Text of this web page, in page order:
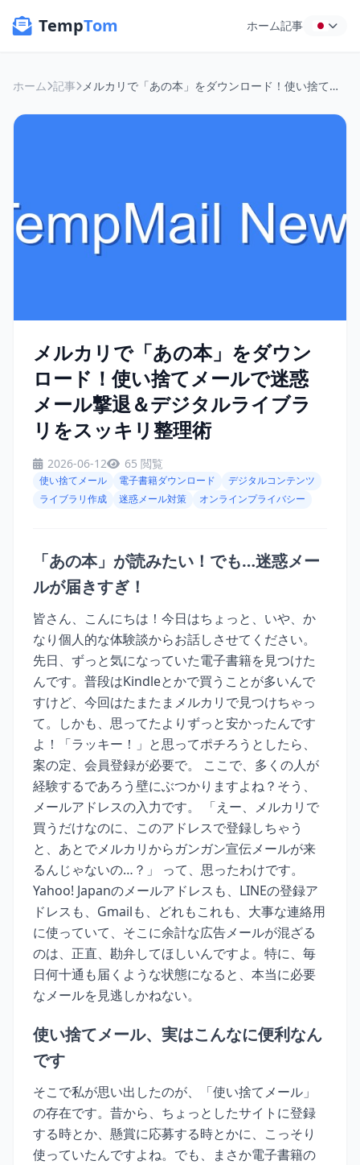
TempTom ホーム記事
ホーム 記事 メルカリで「あの本」をダウンロード！使い捨てメールで迷惑メール撃退＆デジタルライブラリをスッキリ整理術
メルカリで「あの本」をダウン
ロード！使い捨てメールで迷惑
メール撃退＆デジタルライブラ
リをスッキリ整理術
2026-06-12 65 閲覧
使い捨てメール 電子書籍ダウンロード
デジタルコンテンツ
ライブラリ作成
迷惑メール対策 オンラインプライバシー
「あの本」が読みたい！でも…迷惑メー
ルが届きすぎ！
皆さん、こんにちは！今日はちょっと、いや、か
なり個人的な体験談からお話しさせてください。
先日、ずっと気になっていた電子書籍を見つけた
んです。普段はKindleとかで買うことが多いんで
すけど、今回はたまたまメルカリで見つけちゃっ
て。しかも、思ってたよりずっと安かったんです
よ！「ラッキー！」と思ってポチろうとしたら、
案の定、会員登録が必要で。 ここで、多くの人が
経験するであろう壁にぶつかりますよね？そう、
メールアドレスの入力です。 「えー、メルカリで
買うだけなのに、このアドレスで登録しちゃう
と、あとでメルカリからガンガン宣伝メールが来
るんじゃないの…？」 って、思ったわけです。
Yahoo! Japanのメールアドレスも、LINEの登録ア
ドレスも、Gmailも、どれもこれも、大事な連絡用
に使っていて、そこに余計な広告メールが混ざる
のは、正直、勘弁してほしいんですよ。特に、毎
日何十通も届くような状態になると、本当に必要
なメールを見逃しかねない。
使い捨てメール、実はこんなに便利なん
です
そこで私が思い出したのが、「使い捨てメール」
の存在です。昔から、ちょっとしたサイトに登録
する時とか、懸賞に応募する時とかに、こっそり
使っていたんですよね。でも、まさか電子書籍の